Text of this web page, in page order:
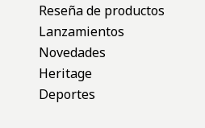
Reseña de productos
Lanzamientos
Novedades
Heritage
Deportes